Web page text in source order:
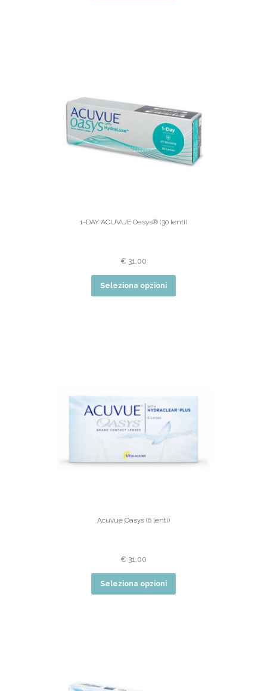
1-DAY ACUVUE Oasys® (30 lenti)
€ 31,00
Seleziona opzioni
Acuvue Oasys (6 lenti)
€ 31,00
Seleziona opzioni